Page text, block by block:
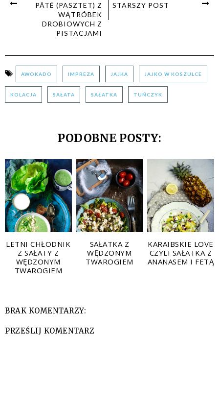
PÂTÉ (PASZTET) Z
WĄTRÓBEK
DROBIOWYCH Z
PISTACJAMI
STARSZY POST
AWOKADO IMPREZA JAJKA JAJKO W KOSZULCE
KOLACJA SAŁATA SAŁATKA TUŃCZYK
PODOBNE POSTY:
LETNI CHŁODNIK
Z SAŁATY Z
WĘDZONYM
TWAROGIEM
SAŁATKA Z
WĘDZONYM
TWAROGIEM
KARAIBSKIE LOVE
CZYLI SAŁATKA Z
ANANASEM I FETĄ
BRAK KOMENTARZY:
PRZEŚLIJ KOMENTARZ